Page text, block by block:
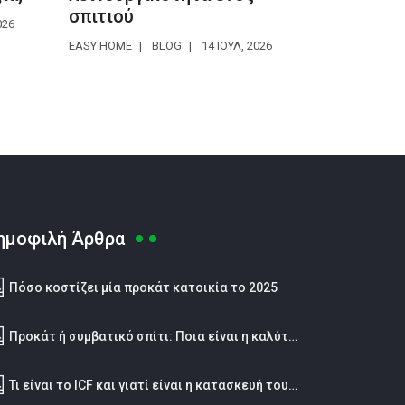
σπιτιού
EASY HOME BLOG 14 ΙΟΥΛ, 2026
Άρθρα
Πόσο κοστίζει μία προκάτ κατοικία το 2025
Προκάτ ή συμβατικό σπίτι: Ποια είναι η καλύτερη επιλογή;
Τι είναι το ICF και γιατί είναι η κατασκευή του μέλλοντος;